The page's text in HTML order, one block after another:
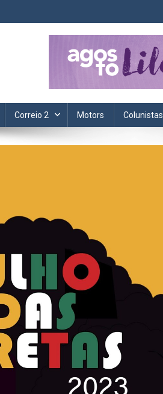
Informação, política, saúde,
Correio 2 Motors Colunistas